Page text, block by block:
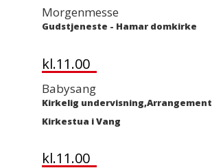
Morgenmesse
Gudstjeneste - Hamar domkirke
kl.11.00
Babysang
Kirkelig undervisning,Arrangement
Kirkestua i Vang
kl.11.00